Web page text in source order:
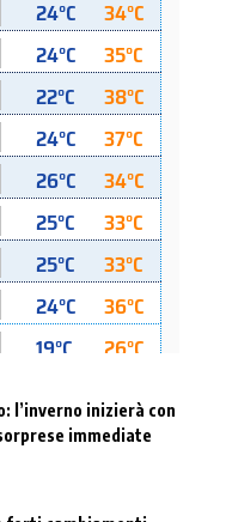
l’inverno inizierà con
immediate